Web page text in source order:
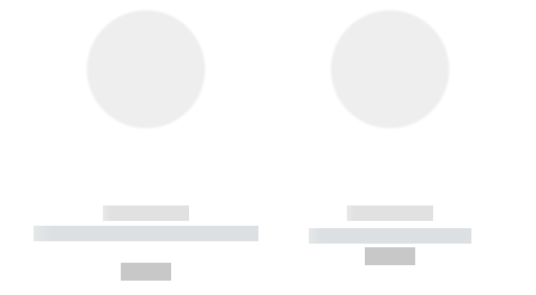
------------
----------- ----------- --------
------------
----------- -----------